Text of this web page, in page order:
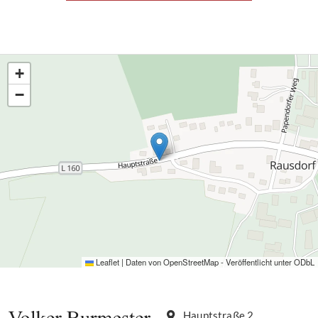
+
−
Leaflet | Daten vonOpenStreetMap- Veröffentlicht unterODbL
Hauptstraße 2